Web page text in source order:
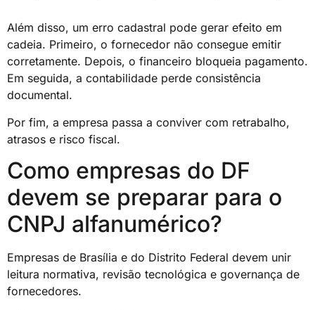
Além disso, um erro cadastral pode gerar efeito em
cadeia. Primeiro, o fornecedor não consegue emitir
corretamente. Depois, o financeiro bloqueia pagamento.
Em seguida, a contabilidade perde consistência
documental.
Por fim, a empresa passa a conviver com retrabalho,
atrasos e risco fiscal.
Como empresas do DF
devem se preparar para o
CNPJ alfanumérico?
Empresas de Brasília e do Distrito Federal devem unir
leitura normativa, revisão tecnológica e governança de
fornecedores.